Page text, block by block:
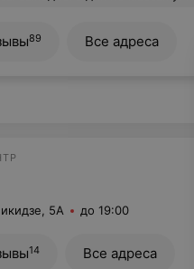
89 Все адреса
5А до 19:00
14 Все адреса